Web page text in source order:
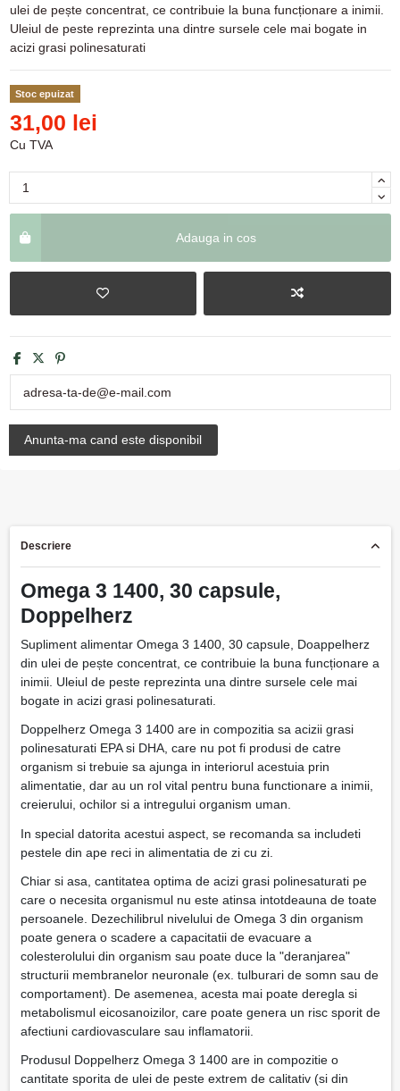
ulei de pește concentrat, ce contribuie la buna funcționare a inimii.
Uleiul de peste reprezinta una dintre sursele cele mai bogate in
acizi grasi polinesaturati
Stoc epuizat
31,00 lei
Cu TVA
Adauga in cos
Descriere
Omega 3 1400, 30 capsule,
Doppelherz
Supliment alimentar Omega 3 1400, 30 capsule, Doappelherz
din ulei de pește concentrat, ce contribuie la buna funcționare a
inimii. Uleiul de peste reprezinta una dintre sursele cele mai
bogate in acizi grasi polinesaturati.
Doppelherz Omega 3 1400 are in compozitia sa acizii grasi
polinesaturati EPA si DHA, care nu pot fi produsi de catre
organism si trebuie sa ajunga in interiorul acestuia prin
alimentatie, dar au un rol vital pentru buna functionare a inimii,
creierului, ochilor si a intregului organism uman.
In special datorita acestui aspect, se recomanda sa includeti
pestele din ape reci in alimentatia de zi cu zi.
Chiar si asa, cantitatea optima de acizi grasi polinesaturati pe
care o necesita organismul nu este atinsa intotdeauna de toate
persoanele. Dezechilibrul nivelului de Omega 3 din organism
poate genera o scadere a capacitatii de evacuare a
colesterolului din organism sau poate duce la "deranjarea"
structurii membranelor neuronale (ex. tulburari de somn sau de
comportament). De asemenea, acesta mai poate deregla si
metabolismul eicosanoizilor, care poate genera un risc sporit de
afectiuni cardiovasculare sau inflamatorii.
Produsul Doppelherz Omega 3 1400 are in compozitie o
cantitate sporita de ulei de peste extrem de calitativ (si din